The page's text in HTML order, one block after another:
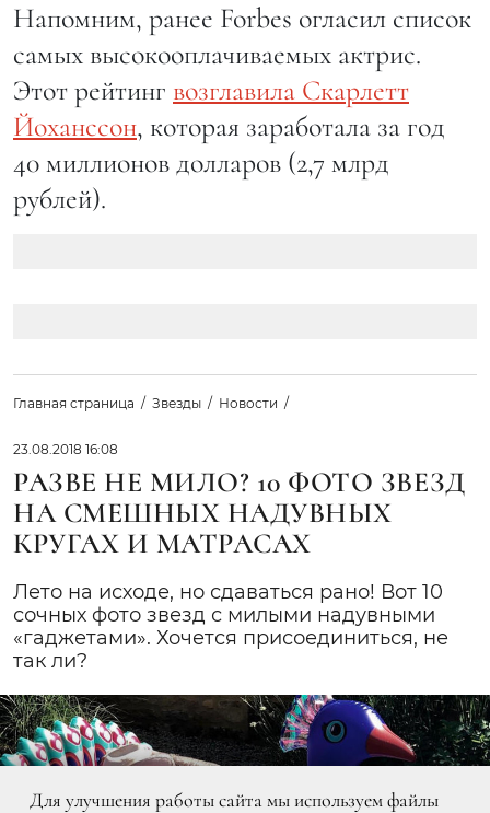
Напомним, ранее Forbes огласил список
самых высокооплачиваемых актрис.
Этот рейтинг возглавила Скарлетт
Йоханссон, которая заработала за год
40 миллионов долларов (2,7 млрд
рублей).
Главная страница Звезды Новости
23.08.2018 16:08
РАЗВЕ НЕ МИЛО? 10 ФОТО ЗВЕЗД
НА СМЕШНЫХ НАДУВНЫХ
КРУГАХ И МАТРАСАХ
Лето на исходе, но сдаваться рано! Вот 10
сочных фото звезд с милыми надувными
«гаджетами». Хочется присоединиться, не
так ли?
Для улучшения работы сайта мы используем файлы